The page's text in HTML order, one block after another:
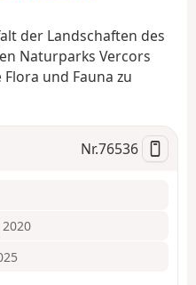
a
der Landschaften des
Naturparks Vercors
und Fauna zu
Nr.76536